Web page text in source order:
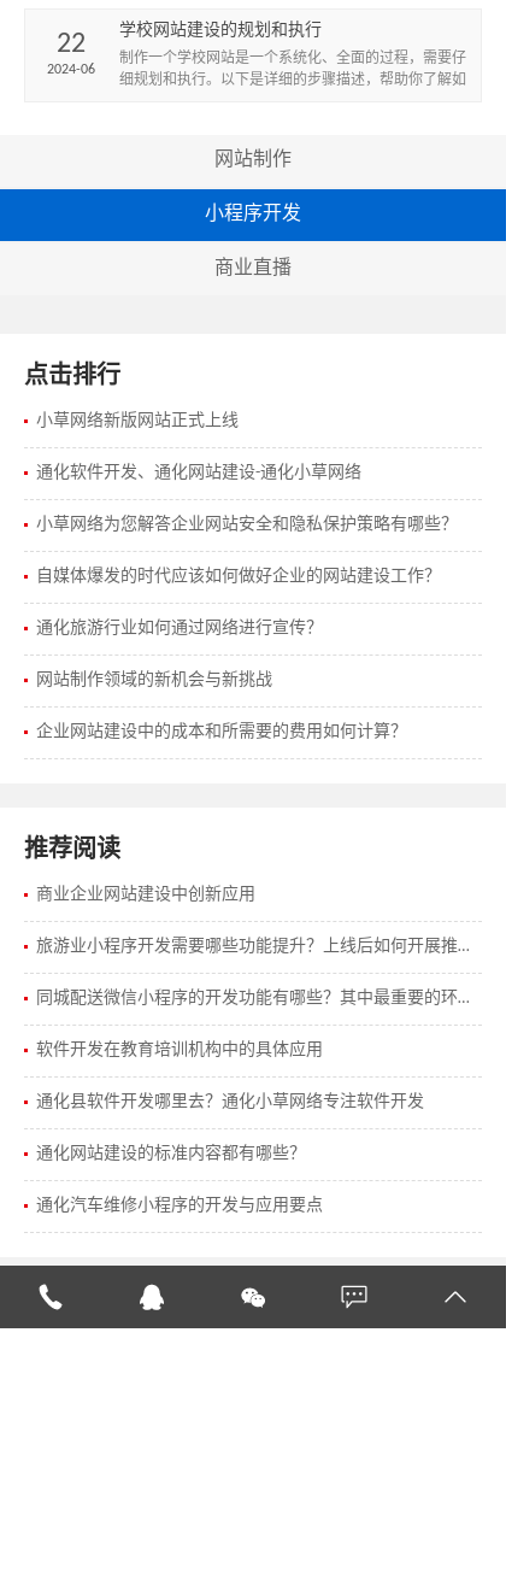
家专业网页设计公...
22
2024-06
学校网站建设的规划和执行
制作一个学校网站是一个系统化、全面的过程，需要仔
细规划和执行。以下是详细的步骤描述，帮助你了解如
网站制作
小程序开发
商业直播
点击排行
小草网络新版网站正式上线
通化软件开发、通化网站建设-通化小草网络
小草网络为您解答企业网站安全和隐私保护策略有哪些？
自媒体爆发的时代应该如何做好企业的网站建设工作？
通化旅游行业如何通过网络进行宣传？
网站制作领域的新机会与新挑战
企业网站建设中的成本和所需要的费用如何计算？
推荐阅读
商业企业网站建设中创新应用
旅游业小程序开发需要哪些功能提升？上线后如何开展推广工作？
同城配送微信小程序的开发功能有哪些？其中最重要的环节有哪些？
软件开发在教育培训机构中的具体应用
通化县软件开发哪里去？通化小草网络专注软件开发
通化网站建设的标准内容都有哪些？
通化汽车维修小程序的开发与应用要点